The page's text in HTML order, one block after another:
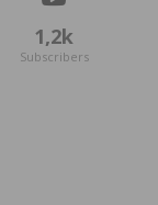
1,2k
Subscribers